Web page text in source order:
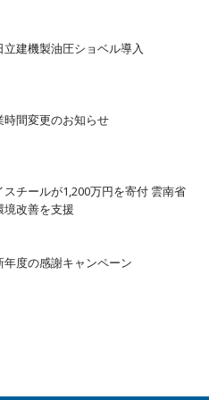
建機製油圧ショベル導入
時間変更のお知らせ
チールが1,200万円を寄付 雲南省
改善を支援
度の感謝キャンペーン